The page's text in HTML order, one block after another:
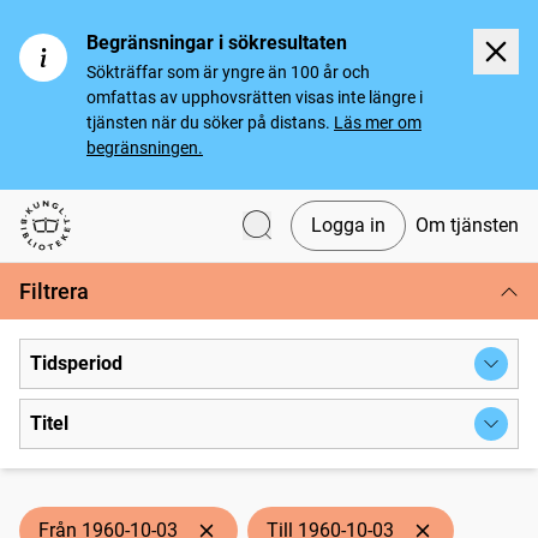
Begränsningar i sökresultaten
Sökträffar som är yngre än 100 år och
omfattas av upphovsrätten visas inte längre i
tjänsten när du söker på distans. Läs mer om
begränsningen.
Svenska tidningar
Logga in Om tjänsten
Filtrera
Tidsperiod
Titel
Från 1960-10-03 Till 1960-10-03